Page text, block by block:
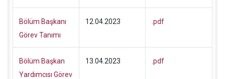
Bölüm Başkanı
Görev Tanımı
12.04.2023 .pdf
Bölüm Başkan
Yardımcısı Görev
13.04.2023 .pdf